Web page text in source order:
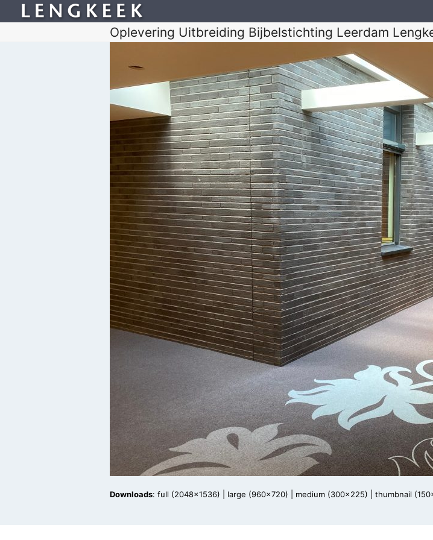
Oplevering Uitbreiding Bijbelstichting Leerdam
Downloads: full (2048x1536) large (960x720) medium (300x225) thumbnail